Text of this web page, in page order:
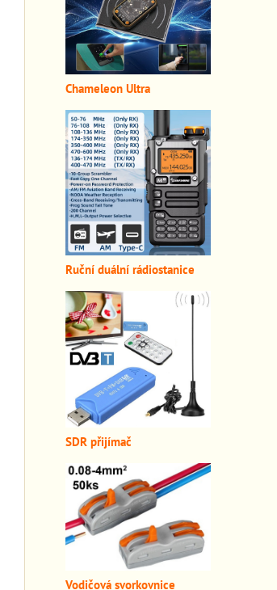
Chameleon Ultra
Ruční duální rádiostanice
SDR přijímač
Vodičová svorkovnice